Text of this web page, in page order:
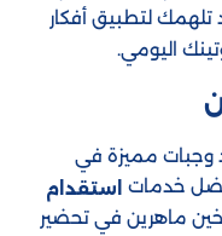
تلهمك لتطبيق أفكار
اليومي.
وجبات مميزة في
خدمات استقدام
ماهرين في تحضير